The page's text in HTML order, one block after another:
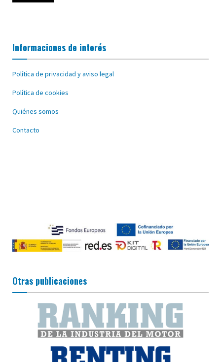
Informaciones de interés
Política de privacidad y aviso legal
Política de cookies
Quiénes somos
Contacto
Otras publicaciones